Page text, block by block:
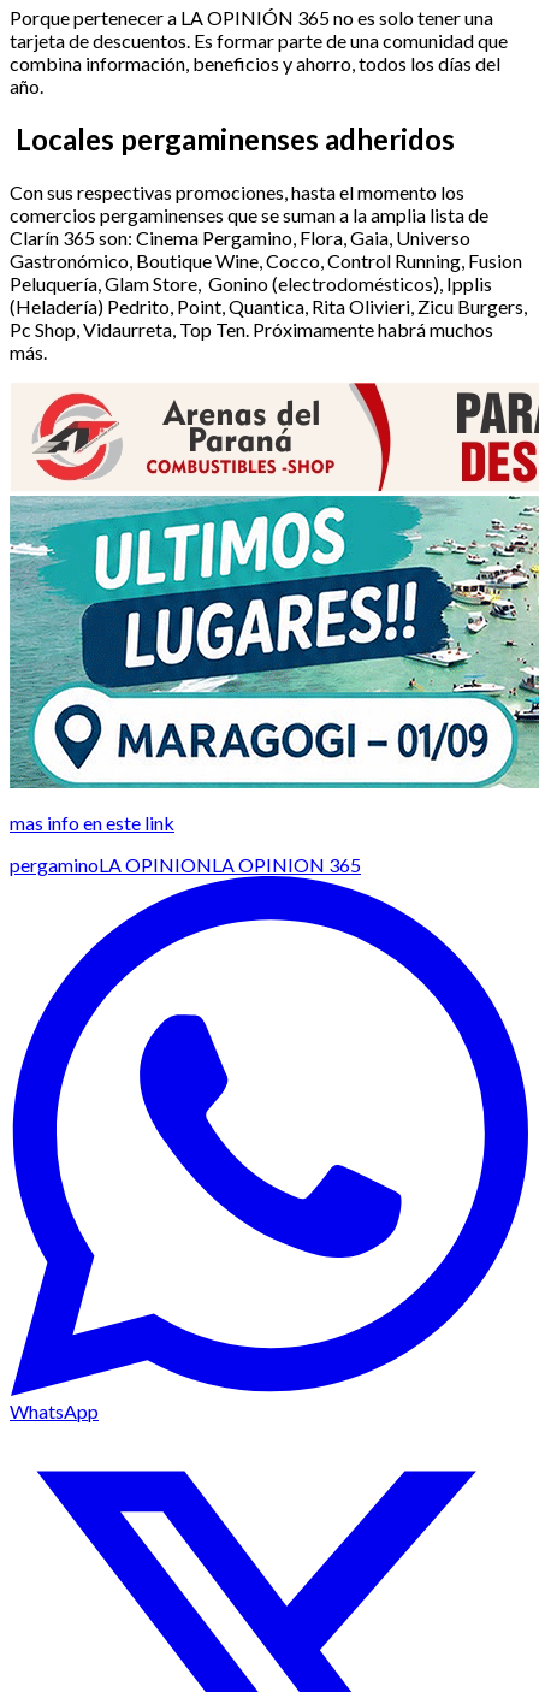
Porque pertenecer a LA OPINIÓN 365 no es solo tener una
tarjeta de descuentos. Es formar parte de una comunidad que
combina información, beneficios y ahorro, todos los días del
año.
Locales pergaminenses adheridos
Con sus respectivas promociones, hasta el momento los
comercios pergaminenses que se suman a la amplia lista de
Clarín 365 son: Cinema Pergamino, Flora, Gaia, Universo
Gastronómico, Boutique Wine, Cocco, Control Running, Fusion
Peluquería, Glam Store, Gonino (electrodomésticos), Ipplis
(Heladería) Pedrito, Point, Quantica, Rita Olivieri, Zicu Burgers,
Pc Shop, Vidaurreta, Top Ten. Próximamente habrá muchos
más.
mas info en este link
pergaminoLA OPINIONLA OPINION 365
WhatsApp